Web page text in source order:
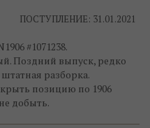
ПОСТУПЛЕНИЕ: 31.01.2021
#1071238.
Поздний выпуск, редко
разборка.
позицию по 1906
добыть.